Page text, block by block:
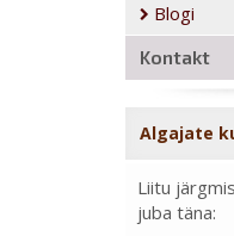
Blogi
Kontakt
Algajate
Liitu
juba täna: